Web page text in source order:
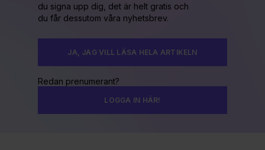
du signa upp dig, det är helt gratis och
du får dessutom våra nyhetsbrev.
JA, JAG VILL LÄSA HELA ARTIKELN
Redan prenumerant?
LOGGA IN HÄR!